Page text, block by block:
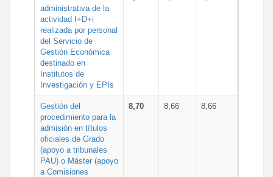
administrativa de la
actividad I+D+i
realizada por personal
del Servicio de
Gestión Económica
destinado en
Institutos de
Investigación y EPIs
Gestión del
procedimiento para la
admisión en títulos
oficiales de Grado
(apoyo a tribunales
PAU) o Máster (apoyo
a Comisiones
8,70 8,66 8,66